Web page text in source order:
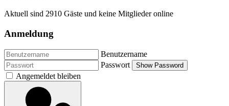
Aktuell sind 2910 Gäste und keine Mitglieder online
Anmeldung
Benutzername
Passwort
Show Password
Angemeldet bleiben